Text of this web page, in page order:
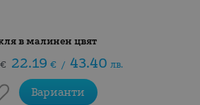
в малинен цвят
€ 22.19 € / 43.40 лв.
Варианти